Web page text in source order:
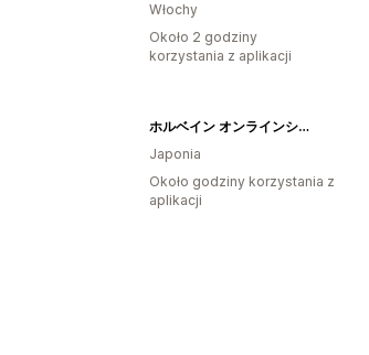
Włochy
Około 2 godziny
korzystania z aplikacji
ホルベイン オンラインショップ
Japonia
Około godziny korzystania z
aplikacji